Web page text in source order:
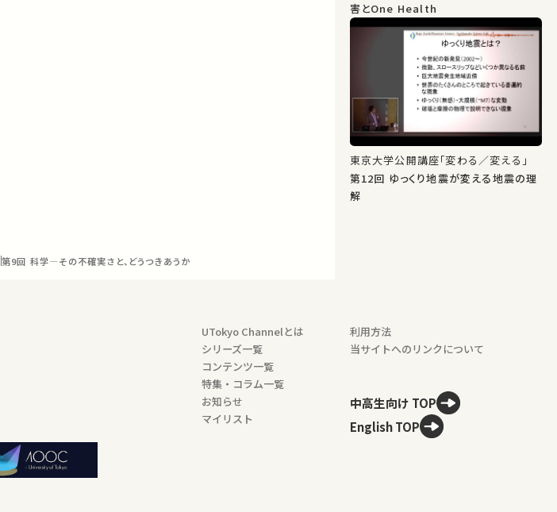
第9回 科学―その不確実さと、どうつきあうか
害とOne Health
東京大学公開講座「変わる／変える」
第12回 ゆっくり地震が変える地震の理
解
UTokyo Channelとは
シリーズ一覧
コンテンツ一覧
特集・コラム一覧
お知らせ
マイリスト
利用方法
当サイトへのリンクについて
中高生向け TOP
English TOP